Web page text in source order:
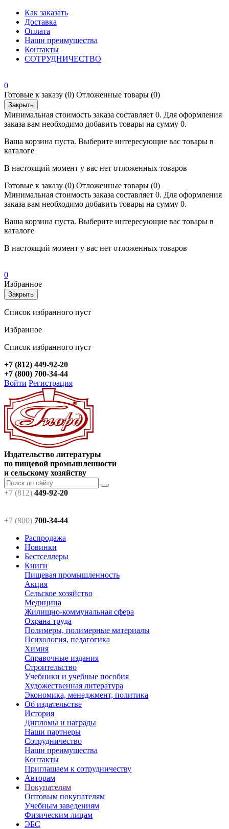
Как заказать
Доставка
Оплата
Наши преимущества
Контакты
СОТРУДНИЧЕСТВО
0
Готовые к заказу (0) Отложенные товары (0)
Закрыть
Минимальная стоимость заказа составляет 0. Для оформления
заказа вам необходимо добавить товары на сумму 0.
Ваша корзина пуста. Выберите интересующие вас товары в
каталоге
В настоящий момент у вас нет отложенных товаров
Готовые к заказу (0) Отложенные товары (0)
Минимальная стоимость заказа составляет 0. Для оформления
заказа вам необходимо добавить товары на сумму 0.
Ваша корзина пуста. Выберите интересующие вас товары в
каталоге
В настоящий момент у вас нет отложенных товаров
0
Избранное
Закрыть
Список избранного пуст
Избранное
Список избранного пуст
+7 (812) 449-92-20
+7 (800) 700-34-44
Войти Регистрация
Издательство литературы
по пищевой промышленности
и сельскому хозяйству
+7 (812) 449-92-20
+7 (800) 700-34-44
Распродажа
Новинки
Бестселлеры
Книги
Пищевая промышленность
Акция
Сельское хозяйство
Медицина
Жилищно-коммунальная сфера
Охрана труда
Полимеры, полимерные материалы
Психология, педагогика
Химия
Справочные издания
Строительство
Учебники и учебные пособия
Художественная литература
Экономика, менеджмент, политика
Об издательстве
История
Дипломы и награды
Наши партнеры
Сотрудничество
Наши преимущества
Контакты
Приглашаем к сотрудничеству
Авторам
Покупателям
Оптовым покупателям
Учебным заведениям
Физическим лицам
ЭБС